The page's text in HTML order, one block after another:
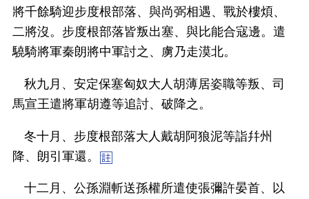
將千餘騎迎步度根部落、與尚弼相遇、戰於樓煩、
二將沒。步度根部落皆叛出塞、與比能合寇邊。遣
驍騎將軍秦朗將中軍討之、虜乃走漠北。
秋九月、安定保塞匈奴大人胡薄居姿職等叛、司
馬宣王遣將軍胡遵等追討、破降之。
冬十月、步度根部落大人戴胡阿狼泥等詣幷州
降、朗引軍還。
十二月、公孫淵斬送孫權所遣使張彌許晏首、以